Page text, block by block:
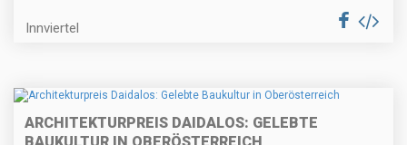
Innviertel
ARCHITEKTURPREIS DAIDALOS: GELEBTE